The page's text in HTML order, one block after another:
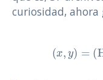
curiosidad, ahora